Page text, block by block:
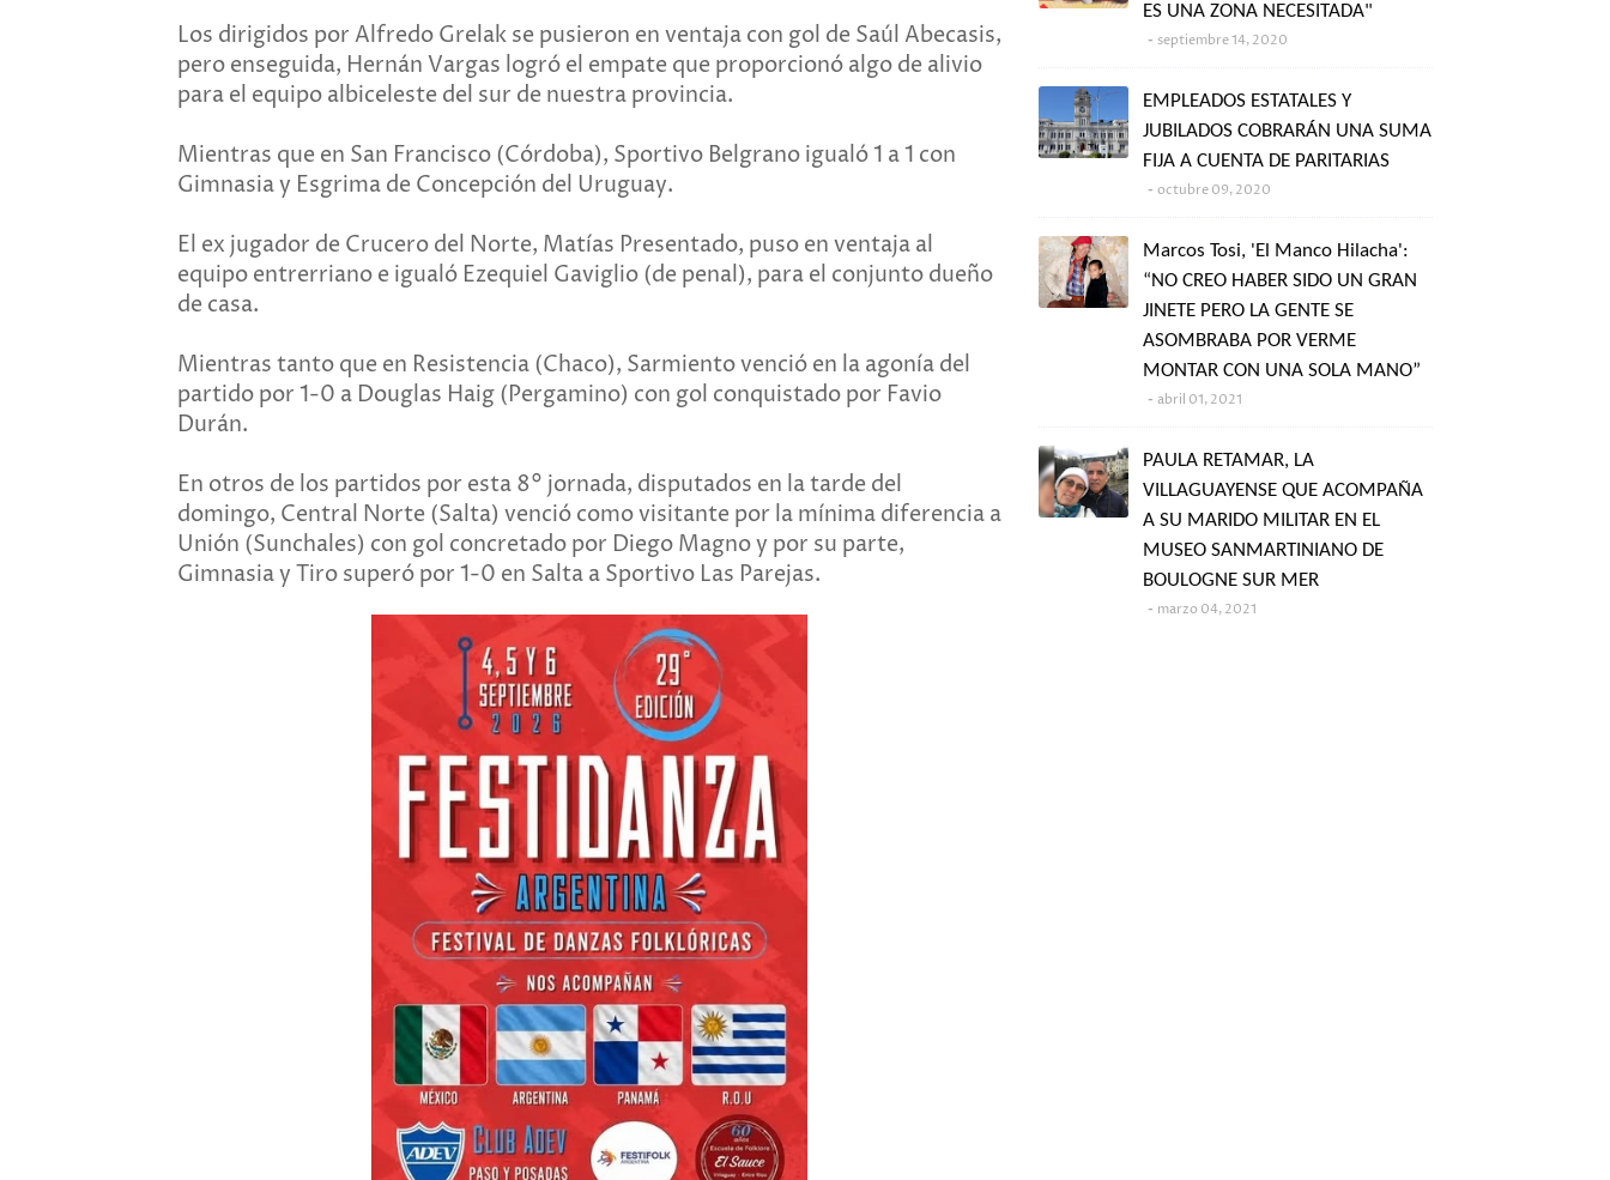
Los dirigidos por Alfredo Grelak se pusieron en ventaja con gol de Saúl Abecasis,
pero enseguida, Hernán Vargas logró el empate que proporcionó algo de alivio
para el equipo albiceleste del sur de nuestra provincia.
Mientras que en San Francisco (Córdoba), Sportivo Belgrano igualó 1 a 1 con
Gimnasia y Esgrima de Concepción del Uruguay.
El ex jugador de Crucero del Norte, Matías Presentado, puso en ventaja al
equipo entrerriano e igualó Ezequiel Gaviglio (de penal), para el conjunto dueño
de casa.
Mientras tanto que en Resistencia (Chaco), Sarmiento venció en la agonía del
partido por 1-0 a Douglas Haig (Pergamino) con gol conquistado por Favio
Durán.
En otros de los partidos por esta 8° jornada, disputados en la tarde del
domingo, Central Norte (Salta) venció como visitante por la mínima diferencia a
Unión (Sunchales) con gol concretado por Diego Magno y por su parte,
Gimnasia y Tiro superó por 1-0 en Salta a Sportivo Las Parejas.
ES UNA ZONA NECESITADA"
septiembre 14, 2020
EMPLEADOS ESTATALES Y
JUBILADOS COBRARÁN UNA SUMA
FIJA A CUENTA DE PARITARIAS
octubre 09, 2020
Marcos Tosi, 'El Manco Hilacha':
“NO CREO HABER SIDO UN GRAN
JINETE PERO LA GENTE SE
ASOMBRABA POR VERME
MONTAR CON UNA SOLA MANO”
abril 01, 2021
PAULA RETAMAR, LA
VILLAGUAYENSE QUE ACOMPAÑA
A SU MARIDO MILITAR EN EL
MUSEO SANMARTINIANO DE
BOULOGNE SUR MER
marzo 04, 2021